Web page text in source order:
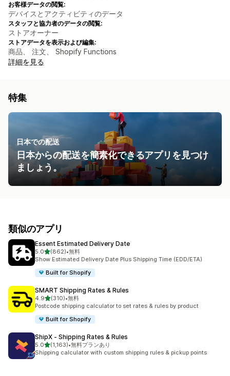
お客様データの閲覧:
デバイスとアクティビティのデータ
スタッフと協力者のデータの閲覧:
ストアオーナー
ストアデータを表示および編集:
商品、 注文、 Shopify Functions
詳細を見る
特集
日本での配送
日本からの配送を簡素化できるアプリを見つけ
ましょう。
類似のアプリ
Essent Estimated Delivery Date
5.05つ星中
(862)
合計レビュー数：862件
•無料
Show Estimated Delivery Date Plus Shipping Time (EDD/ETA)
Built for Shopify
SMART Shipping Rates & Rules
4.95つ星中
(310)
合計レビュー数：310件
•無料
Postcode shipping calculator to set rates & rules by product
Built for Shopify
ShipX ‑ Shipping Rates & Rules
5.05つ星中
(1,163)
合計レビュー数：1163件
•無料プランあり
Shipping calculator with custom shipping rules & pickup points